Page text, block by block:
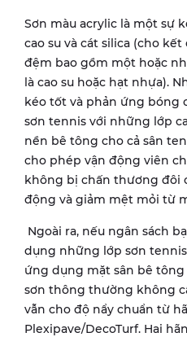
Sơn màu acrylic là một sự
cao su và cát silica (cho
đệm bao gồm một hoặc
là cao su hoặc hạt nhựa).
kéo tốt và phản ứng bóng
sơn tennis với những lớp
nền bê tông cho cả sân
cho phép vận động viên
không bị chấn thương đôi
động và giảm mệt mỏi từ
Ngoài ra, nếu ngân sách
dụng những lớp sơn
ứng dụng mặt sân bê
sơn thông thường không
vẫn cho độ nẩy chuẩn từ
Plexipave/DecoTurf. Hai